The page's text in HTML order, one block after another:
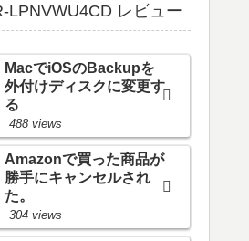
LPNVWU4CD レビュー
MacでiOSのBackupを
外付けディスクに変更す
る
488 views
Amazonで買った商品が
勝手にキャンセルされ
た。
304 views